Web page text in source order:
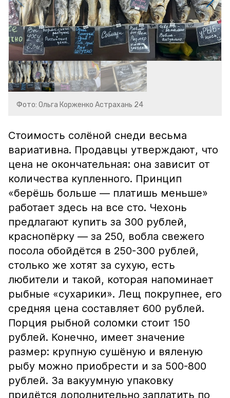
Фото: Ольга Корженко Астрахань 24
Стоимость солёной снеди весьма
вариативна. Продавцы утверждают, что
цена не окончательная: она зависит от
количества купленного. Принцип
«берёшь больше — платишь меньше»
работает здесь на все сто. Чехонь
предлагают купить за 300 рублей,
краснопёрку — за 250, вобла свежего
посола обойдётся в 250-300 рублей,
столько же хотят за сухую, есть
любители и такой, которая напоминает
рыбные «сухарики». Лещ покрупнее, его
средняя цена составляет 600 рублей.
Порция рыбной соломки стоит 150
рублей. Конечно, имеет значение
размер: крупную сушёную и вяленую
рыбу можно приобрести и за 500-800
рублей. За вакуумную упаковку
придётся дополнительно заплатить по